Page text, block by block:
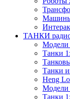
ТАНКИ
Модели
Танки
Танки
Heng
Модели
Танки